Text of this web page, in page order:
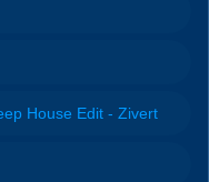
House Edit - Zivert